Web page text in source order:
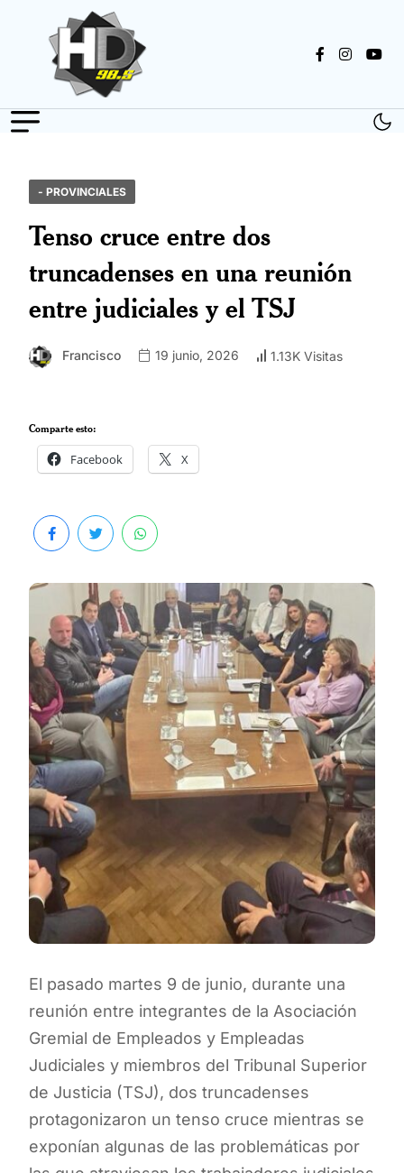
- PROVINCIALES
Tenso cruce entre dos
truncadenses en una reunión
entre judiciales y el TSJ
Francisco 19 junio, 2026 1.13K Visitas
Comparte esto:
Facebook X
El pasado martes 9 de junio, durante una
reunión entre integrantes de la Asociación
Gremial de Empleados y Empleadas
Judiciales y miembros del Tribunal Superior
de Justicia (TSJ), dos truncadenses
protagonizaron un tenso cruce mientras se
exponían algunas de las problemáticas por